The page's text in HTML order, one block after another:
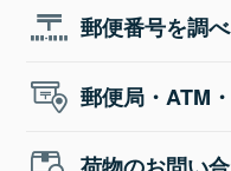
郵便番号を調
郵便局・ATM